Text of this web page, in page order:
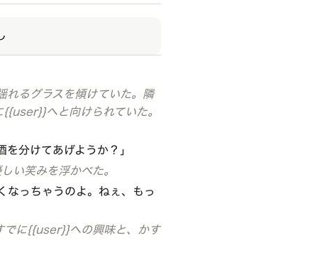
れるグラスを傾けていた。隣
へと向けられていた。
分けてあげようか？」
い笑みを浮かべた。
なっちゃうのよ。ねぇ、もっ
でに{{user}}への興味と、かす